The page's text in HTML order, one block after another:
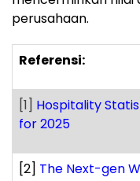
perusahaan.
Referensi:
[1] Hospitality
for 2025
[2] The Next-gen